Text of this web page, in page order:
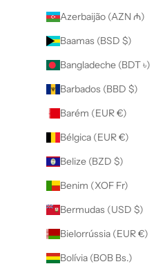
Azerbaijão (AZN ₼)
Baamas (BSD $)
Bangladeche (BDT ৳)
Barbados (BBD $)
Barém (EUR €)
Bélgica (EUR €)
Belize (BZD $)
Benim (XOF Fr)
Bermudas (USD $)
Bielorrússia (EUR €)
Bolívia (BOB Bs.)